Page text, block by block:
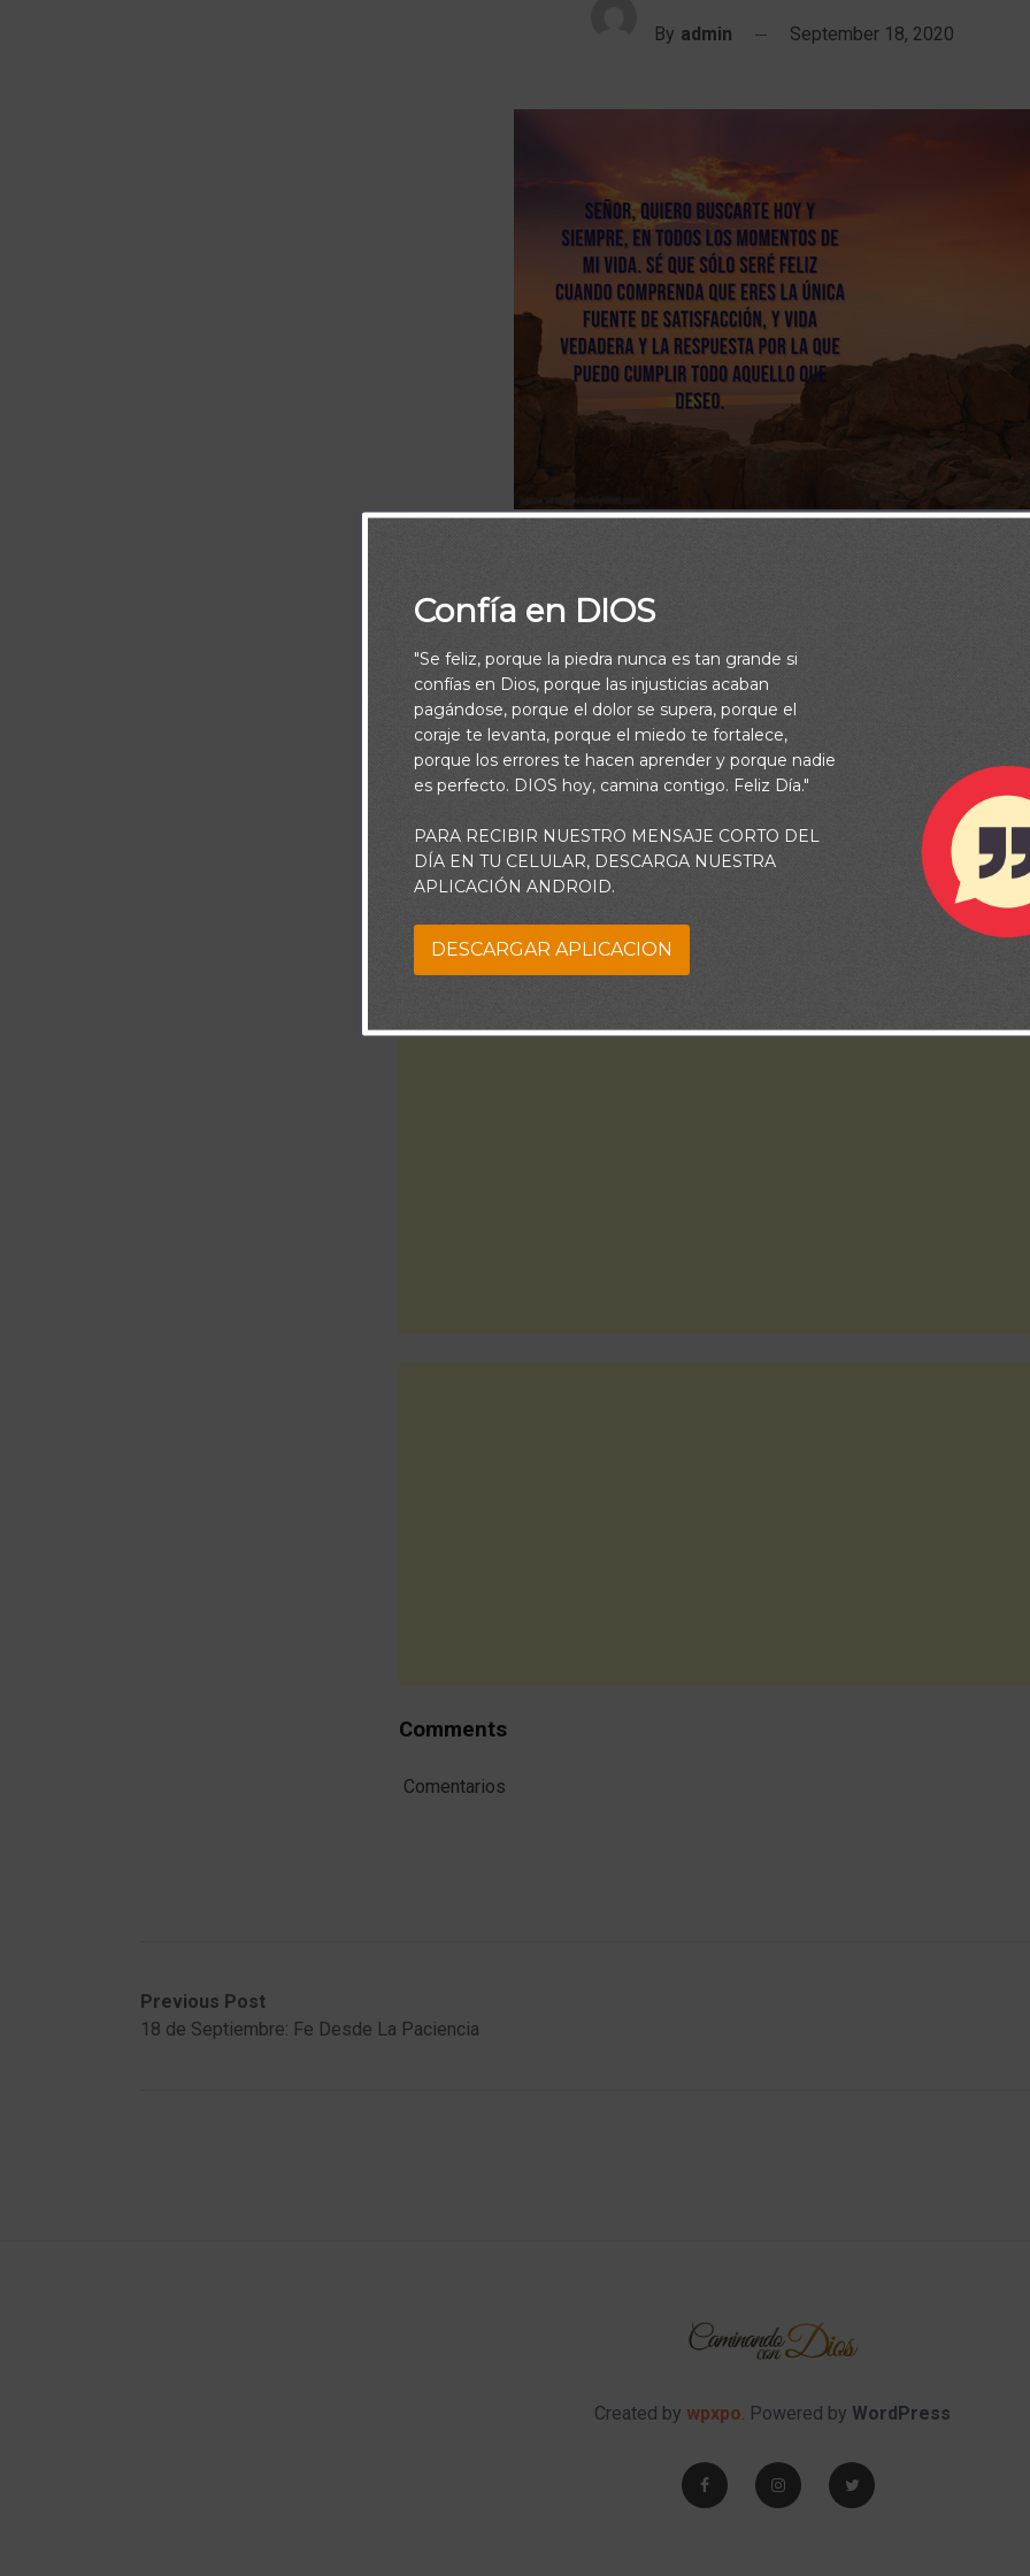
By admin September 18, 2020
Humillaos, pues, bajo la poderosa mano de Dios, para que él os exalte cuando
echando toda vuestra ansiedad sobre él, porque él tiene cuidado de vosotros.
7)
Señor, quiero buscarte hoy y siempre, en todos los momentos de mi vida. Sé
feliz cuando comprenda que eres la única fuente de satisfacción, y vida
respuesta por la que puedo cumplir todo aquello que deseo. Controla mis
sentimientos y mis acciones, siempre conforme a Tu voluntad, Ayúdame a
y a depender sólo en Ti para la provisión de todas mis
Comments
Comentarios
Previous Post
18 de Septiembre: Fe Desde La Paciencia
Created by wpxpo. Powered by WordPress
Confía en DIOS
"Se feliz, porque la piedra nunca es tan grande si
confías en Dios, porque las injusticias acaban
pagándose, porque el dolor se supera, porque el
coraje te levanta, porque el miedo te fortalece,
porque los errores te hacen aprender y porque nadie
es perfecto. DIOS hoy, camina contigo. Feliz Día."
PARA RECIBIR NUESTRO MENSAJE CORTO DEL
DÍA EN TU CELULAR, DESCARGA NUESTRA
APLICACIÓN ANDROID.
DESCARGAR APLICACION